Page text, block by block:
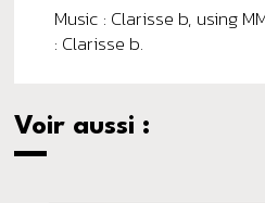
Music : Clarisse b, using
: Clarisse b.
Voir aussi :